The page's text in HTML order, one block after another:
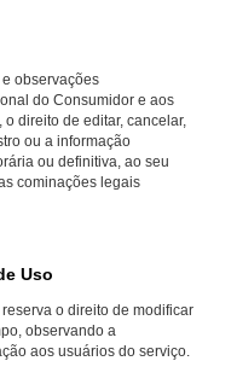
observações
do Consumidor e aos
direito de editar, cancelar,
ou a informação
ou definitiva, ao seu
cominações legais
Uso
o direito de modificar
observando a
aos usuários do serviço.